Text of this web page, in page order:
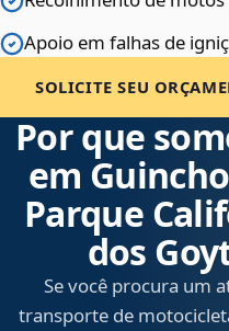
Apoio em falhas de
SOLICITE SEU
Por que
em
Parque
dos
Se você procura um
transporte de